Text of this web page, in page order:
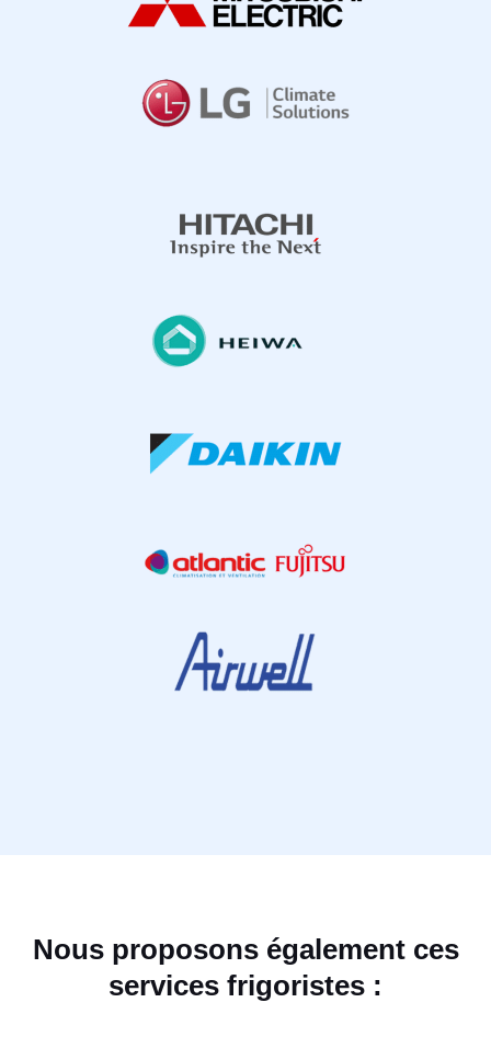
Nous proposons également ces
services frigoristes :